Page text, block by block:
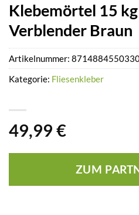
Klebemörtel 15
Verblender Braun
49,99 €
ZUM
Artikelnummer:
Kategorie: Fliesenkleber